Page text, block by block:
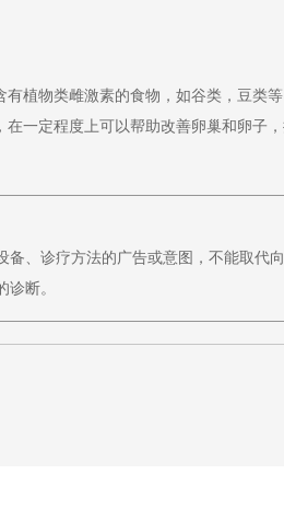
物类雌激素的食物，如谷类，豆类
一定程度上可以帮助改善卵巢和卵子
、诊疗方法的广告或意图，不能取代
断。